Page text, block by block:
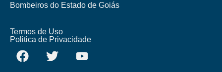
Bombeiros do Estado de Goiás
Termos de Uso
Politica de Privacidade